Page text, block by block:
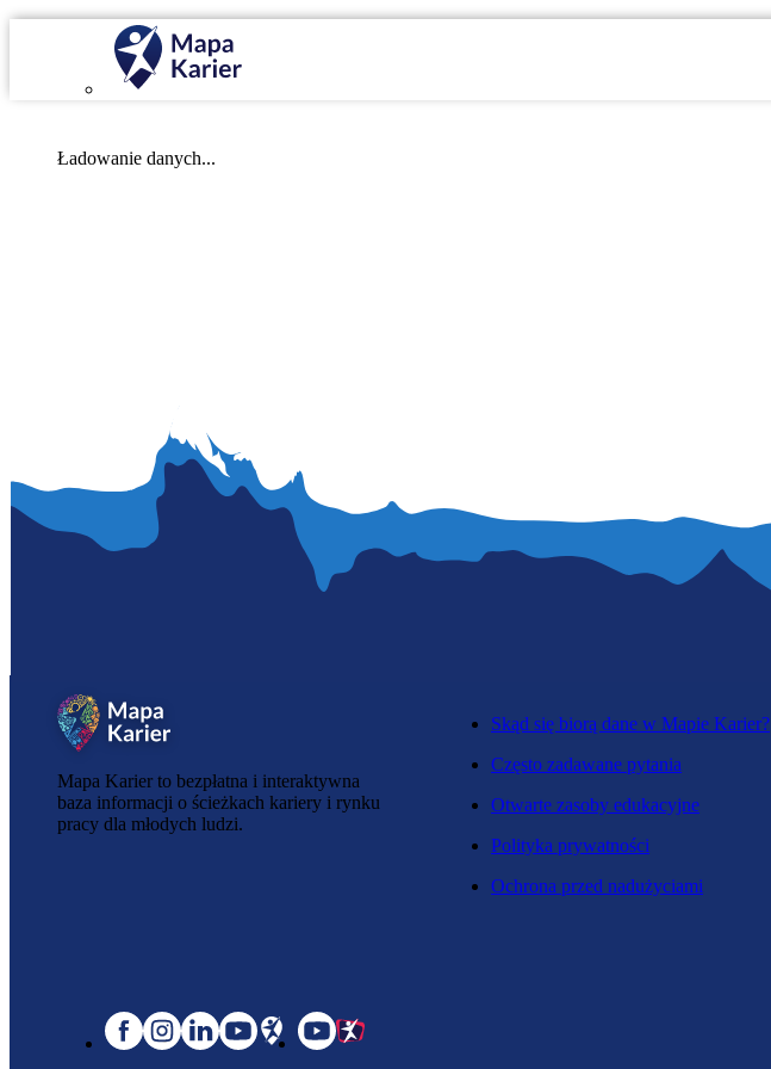
Ładowanie danych...
Mapa Karier to bezpłatna i interaktywna
baza informacji o ścieżkach kariery i rynku
pracy dla młodych ludzi.
Skąd się biorą dane w Mapie Karier?
Często zadawane pytania
Otwarte zasoby edukacyjne
Polityka prywatności
Ochrona przed nadużyciami